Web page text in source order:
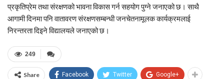
प्रकृतिप्रेम तथा संरक्षणको भावना विकास गर्न सहयोग पुग्ने जनाएको छ। साथै
आगामी दिनमा पनि वातावरण संरक्षणसम्बन्धी जनचेतनामूलक कार्यक्रमलाई
निरन्तरता दिइने विद्यालयले जनाएको छ।
249
Share Facebook Twitter Google+